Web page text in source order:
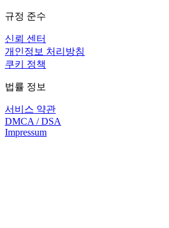
규정 준수
신뢰 센터
개인정보 처리방침
쿠키 정책
법률 정보
서비스 약관
DMCA / DSA
Impressum